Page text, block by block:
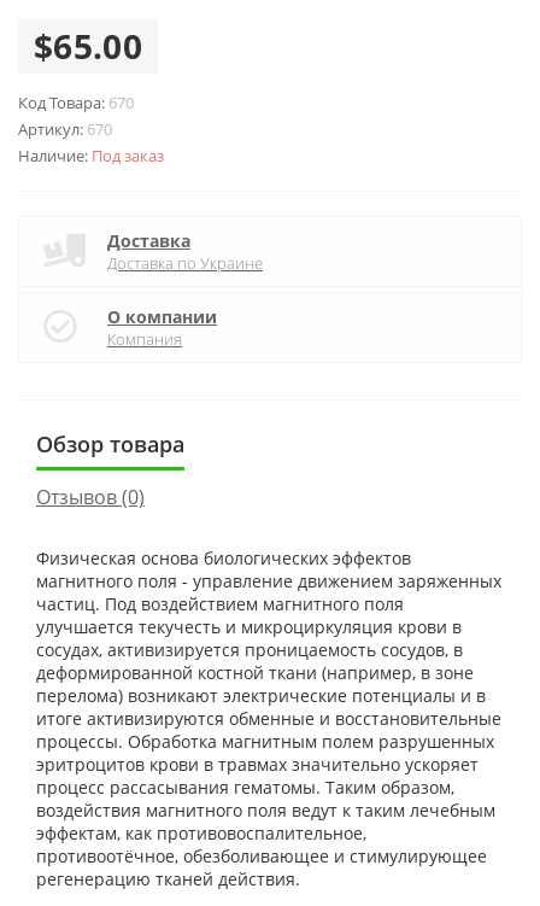
$65.00
Код Товара: 670
Артикул: 670
Наличие: Под заказ
Доставка
Доставка по Украине
О компании
Компания
Обзор товара
Отзывов (0)
Физическая основа биологических эффектов
магнитного поля - управление движением заряженных
частиц. Под воздействием магнитного поля
улучшается текучесть и микроциркуляция крови в
сосудах, активизируется проницаемость сосудов, в
деформированной костной ткани (например, в зоне
перелома) возникают электрические потенциалы и в
итоге активизируются обменные и восстановительные
процессы. Обработка магнитным полем разрушенных
эритроцитов крови в травмах значительно ускоряет
процесс рассасывания гематомы. Таким образом,
воздействия магнитного поля ведут к таким лечебным
эффектам, как противовоспалительное,
противоотёчное, обезболивающее и стимулирующее
регенерацию тканей действия.